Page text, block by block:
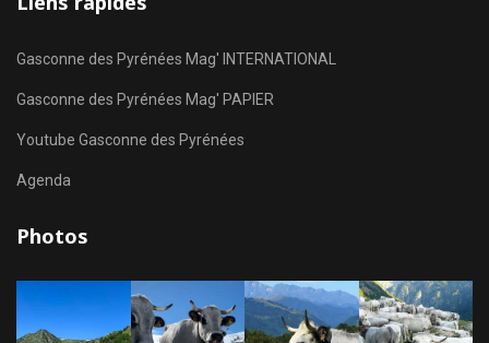
Gasconne des Pyrénées Mag' INTERNATIONAL
Gasconne des Pyrénées Mag' PAPIER
Youtube Gasconne des Pyrénées
Agenda
Photos